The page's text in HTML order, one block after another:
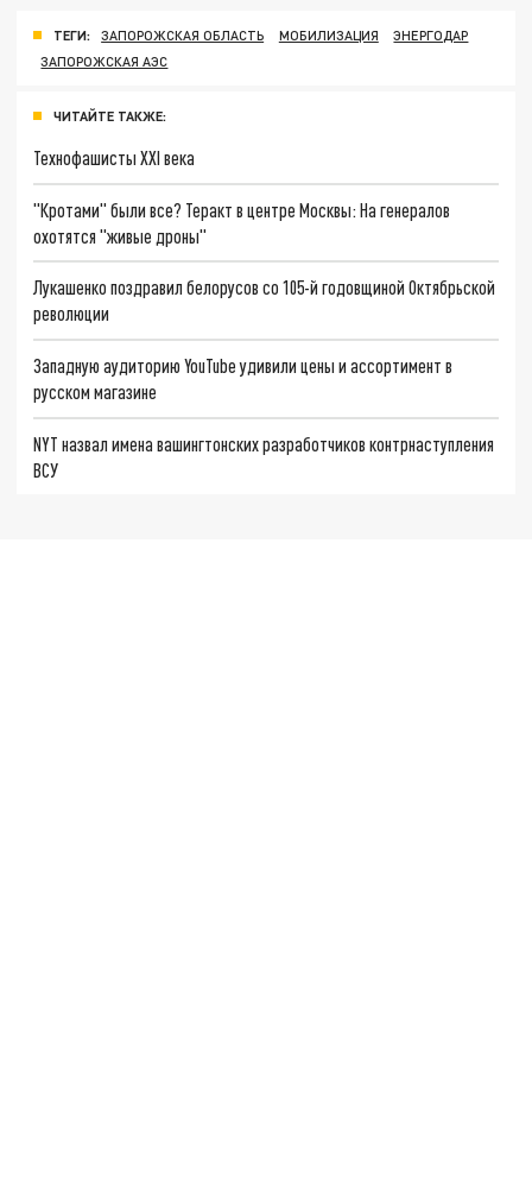
ТЕГИ: ЗАПОРОЖСКАЯ ОБЛАСТЬ МОБИЛИЗАЦИЯ
ЭНЕРГОДАР
ЗАПОРОЖСКАЯ АЭС
ЧИТАЙТЕ ТАКЖЕ:
Технофашисты XXI века
"Кротами" были все? Теракт в центре Москвы: На генералов
охотятся "живые дроны"
Лукашенко поздравил белорусов со 105-й годовщиной Октябрьской
революции
Западную аудиторию YouTube удивили цены и ассортимент в
русском магазине
NYT назвал имена вашингтонских разработчиков контрнаступления
ВСУ